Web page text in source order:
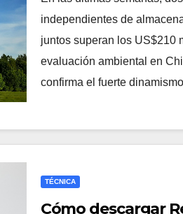
independientes de
juntos superan los US$210
evaluación ambiental en
confirma el fuerte
TÉCNICA
Cómo descargar